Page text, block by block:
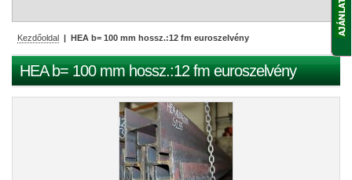
Kezdőoldal | HEA b= 100 mm hossz.:12 fm euroszelvény
HEA b= 100 mm hossz.:12 fm euroszelvény